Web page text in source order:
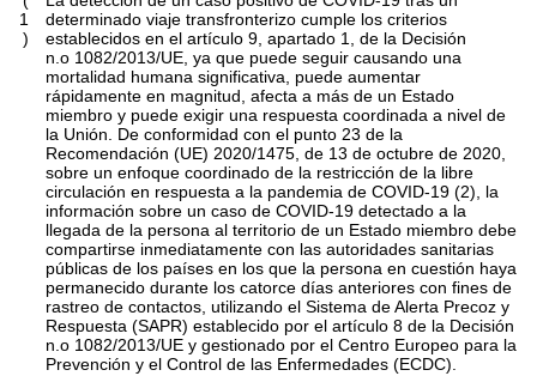
1
)
determinado viaje transfronterizo cumple los criterios
establecidos en el artículo 9, apartado 1, de la Decisión
n.o 1082/2013/UE, ya que puede seguir causando una
mortalidad humana significativa, puede aumentar
rápidamente en magnitud, afecta a más de un Estado
miembro y puede exigir una respuesta coordinada a nivel de
la Unión. De conformidad con el punto 23 de la
Recomendación (UE) 2020/1475, de 13 de octubre de 2020,
sobre un enfoque coordinado de la restricción de la libre
circulación en respuesta a la pandemia de COVID-19(2), la
información sobre un caso de COVID-19 detectado a la
llegada de la persona al territorio de un Estado miembro debe
compartirse inmediatamente con las autoridades sanitarias
públicas de los países en los que la persona en cuestión haya
permanecido durante los catorce días anteriores con fines de
rastreo de contactos, utilizando el Sistema de Alerta Precoz y
Respuesta (SAPR) establecido por el artículo 8 de la Decisión
n.o 1082/2013/UE y gestionado por el Centro Europeo para la
Prevención y el Control de las Enfermedades (ECDC).